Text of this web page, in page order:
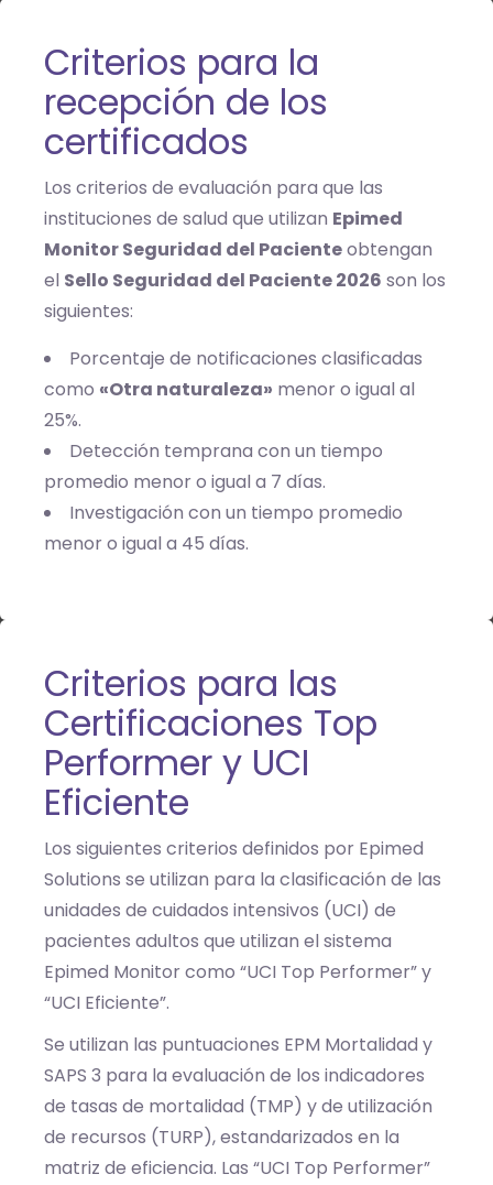
Criterios para la
recepción de los
certificados
Los criterios de evaluación para que las
instituciones de salud que utilizan Epimed
Monitor Seguridad del Pacienteobtengan
el Sello Seguridad del Paciente 2026 son los
siguientes:
Porcentaje de notificaciones clasificadas
como «Otra naturaleza» menor o igual al
25%.
Detección temprana con un tiempo
promedio menor o igual a 7 días.
Investigación con un tiempo promedio
menor o igual a 45 días.
Criterios para las
Certificaciones Top
Performer y UCI
Eficiente
Los siguientes criterios definidos por Epimed
Solutions se utilizan para la clasificación de las
unidades de cuidados intensivos (UCI) de
pacientes adultos que utilizan el sistema
Epimed Monitor como “UCI Top Performer” y
“UCI Eficiente”.
Se utilizan las puntuaciones EPM Mortalidad y
SAPS 3 para la evaluación de los indicadores
de tasas de mortalidad (TMP) y de utilización
de recursos (TURP), estandarizados en la
matriz de eficiencia. Las “UCI Top Performer”